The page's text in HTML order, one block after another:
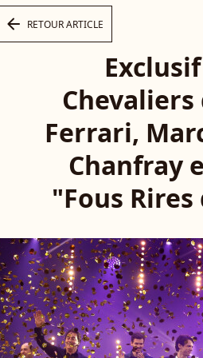
arrow_left RETOUR ARTICLE
Ferrari,
Chanfray
"Fous